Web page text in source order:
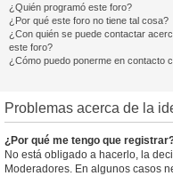
¿Quién programó este foro?
¿Por qué este foro no tiene tal cosa?
¿Con quién se puede contactar
este foro?
¿Cómo puedo ponerme en contacto
Problemas acerca de la
¿Por qué me tengo que
No está obligado a hacerlo, la
Moderadores. En algunos casos